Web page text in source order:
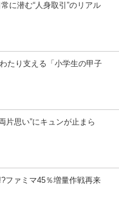
に潜む“人身取引”のリアル
たり支える「小学生の甲子
片思い”にキュンが止まら
ファミマ45％増量作戦再来